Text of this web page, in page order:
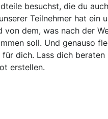
besuchst, die du
Teilnehmer hat ein
von dem, was nach der
soll. Und genauso
für dich. Lass dich
erstellen.